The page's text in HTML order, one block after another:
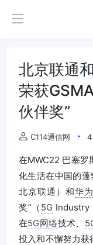
北京联通
荣获
伙伴奖”
C114通信网 4
在MWC22 巴塞罗
化生活在中国的蓬
北京联通）和华为
奖”（ 5G Industry
在5G网络技术、
投入和不懈努力